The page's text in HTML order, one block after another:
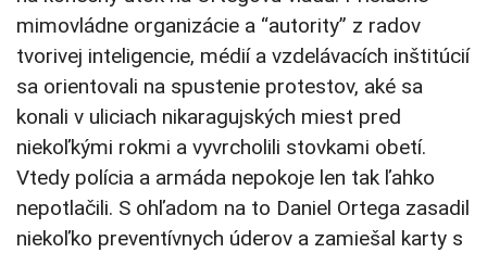
mimovládne organizácie a “autority” z radov
tvorivej inteligencie, médií a vzdelávacích inštitúcií
sa orientovali na spustenie protestov, aké sa
konali v uliciach nikaragujských miest pred
niekoľkými rokmi a vyvrcholili stovkami obetí.
Vtedy polícia a armáda nepokoje len tak ľahko
nepotlačili. S ohľadom na to Daniel Ortega zasadil
niekoľko preventívnych úderov a zamiešal karty s